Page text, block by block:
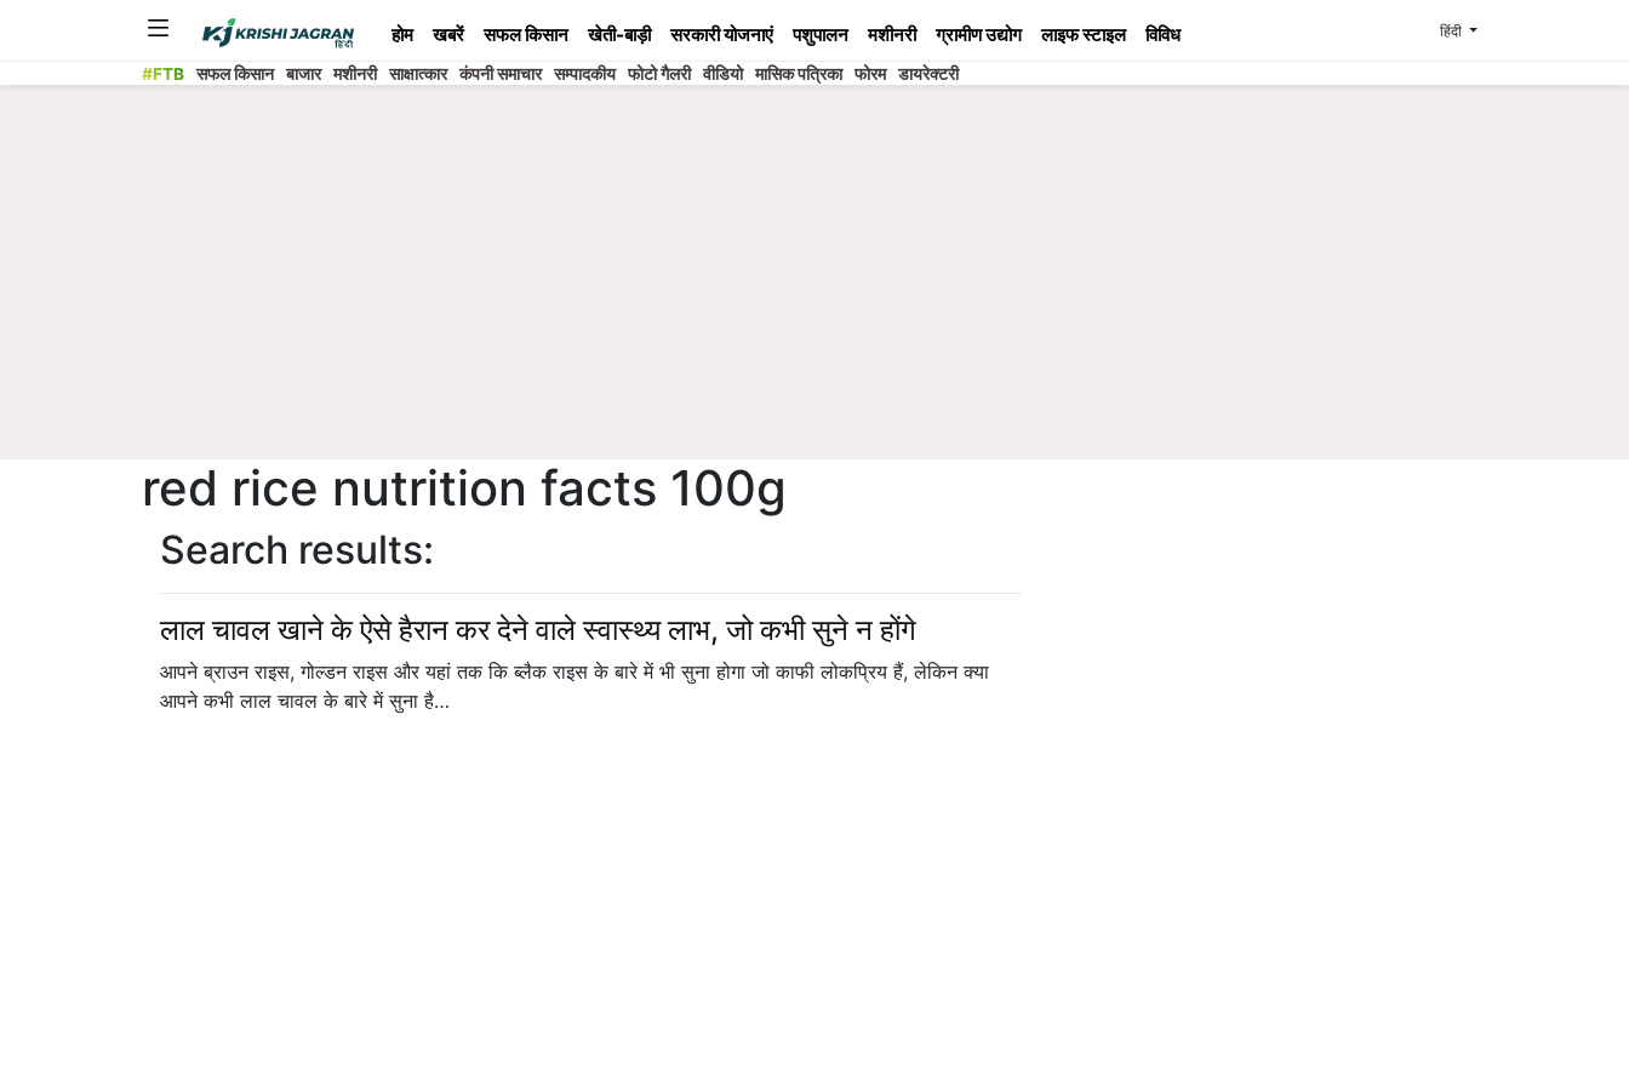
होम खबरें सफल किसान खेती-बाड़ी सरकारी योजनाएं पशुपालन मशीनरी ग्रामीण उद्योग लाइफ स्टाइल विविध हिंदी
#FTB सफल किसान बाजार मशीनरी साक्षात्कार कंपनी समाचार सम्पादकीय फोटो गैलरी वीडियो मासिक पत्रिका फोरम डायरेक्टरी
red rice nutrition facts 100g
Search results:
लाल चावल खाने के ऐसे हैरान कर देने वाले स्वास्थ्य लाभ, जो कभी सुने न होंगे
आपने ब्राउन राइस, गोल्डन राइस और यहां तक कि ब्लैक राइस के बारे में भी सुना होगा जो काफी लोकप्रिय हैं, लेकिन क्या
आपने कभी लाल चावल के बारे में सुना है…